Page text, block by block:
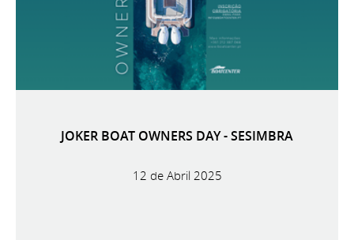
JOKER BOAT OWNERS DAY - SESIMBRA
12 de Abril 2025